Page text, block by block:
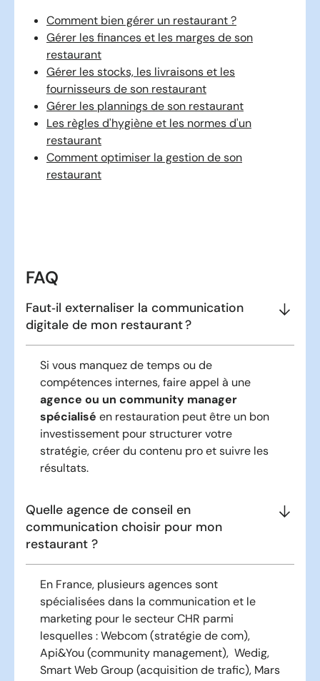
Comment bien gérer un restaurant ?
Gérer les finances et les marges de son
restaurant
Gérer les stocks, les livraisons et les
fournisseurs de son restaurant
Gérer les plannings de son restaurant
Les règles d'hygiène et les normes d'un
restaurant
Comment optimiser la gestion de son
restaurant
FAQ
Faut‑il externaliser la communication
digitale de mon restaurant ?
Si vous manquez de temps ou de
compétences internes, faire appel à une
agence ou un community manager
spécialisé en restauration peut être un bon
investissement pour structurer votre
stratégie, créer du contenu pro et suivre les
résultats.
Quelle agence de conseil en
communication choisir pour mon
restaurant ?
En France, plusieurs agences sont
spécialisées dans la communication et le
marketing pour le secteur CHR parmi
lesquelles : Webcom (stratégie de com),
Api&You (community management), Wedig,
Smart Web Group (acquisition de trafic), Mars